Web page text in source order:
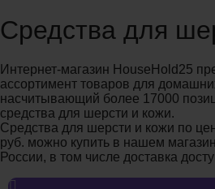
Средства для
Интернет-магазин HouseHold25
ассортимент товаров для
насчитывающий более 17000
средства для шерсти и кожи.
Средства для шерсти и кожи по
руб. можно купить в нашем
России, в том числе доставка